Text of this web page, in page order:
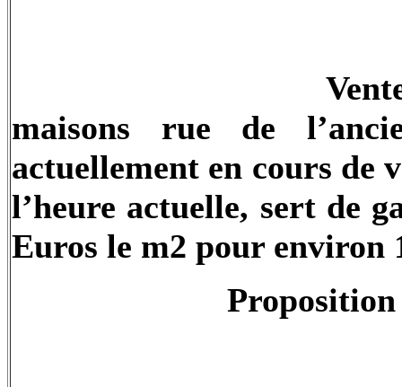
maisons rue de
actuellement en cours de
l’heure actuelle, sert de
Euros le m2 pour environ